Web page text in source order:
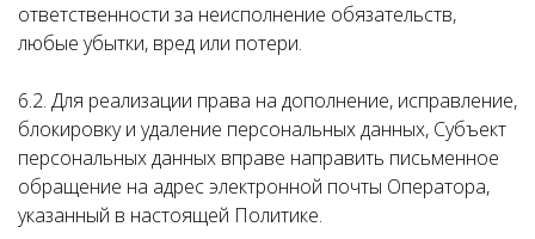
ответственности за неисполнение обязательств,
любые убытки, вред или потери.
6.2. Для реализации права на дополнение, исправление,
блокировку и удаление персональных данных, Субъект
персональных данных вправе направить письменное
обращение на адрес электронной почты Оператора,
указанный в настоящей Политике.